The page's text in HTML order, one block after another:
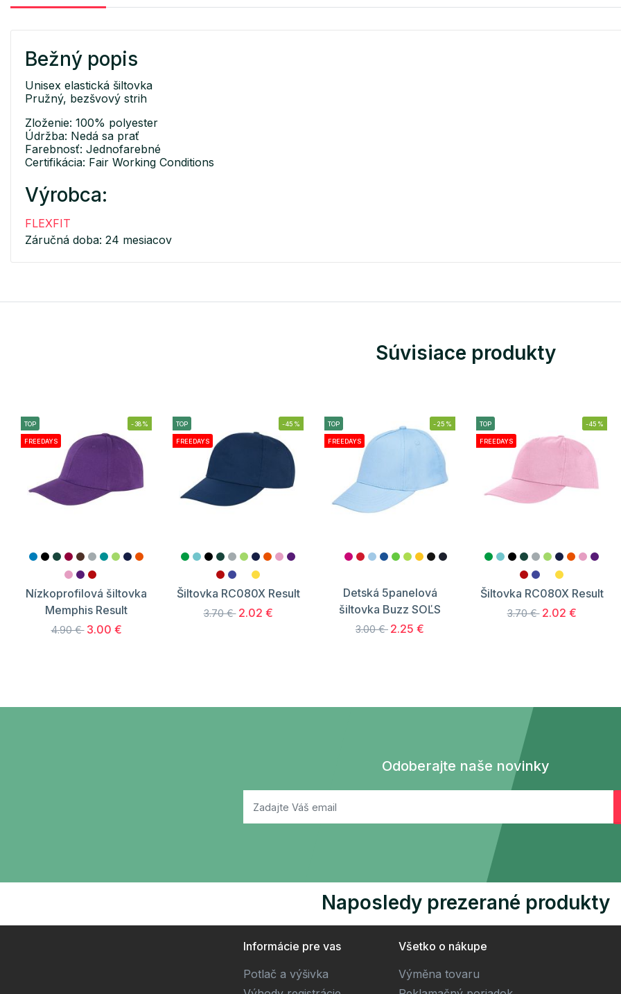
Bežný popis
Unisex elastická šiltovka
Pružný, bezšvový strih
Zloženie: 100% polyester
Údržba: Nedá sa prať
Farebnosť: Jednofarebné
Certifikácia: Fair Working Conditions
Výrobca:
FLEXFIT
Záručná doba: 24 mesiacov
Súvisiace produkty
TOP
FREEDAYS
-38%
Nízkoprofilová šiltovka
Memphis Result
4.90 € 3.00 €
TOP
FREEDAYS
-45%
Šiltovka RC080X Result
3.70 € 2.02 €
TOP
FREEDAYS
-25%
Detská 5panelová
šiltovka Buzz SOĽS
3.00 € 2.25 €
TOP
FREEDAYS
-45%
Šiltovka RC080X Result
3.70 € 2.02 €
Odoberajte naše novinky
Naposledy prezerané produkty
Informácie pre vas
Potlač a výšivka
Všetko o nákupe
Výměna tovaru